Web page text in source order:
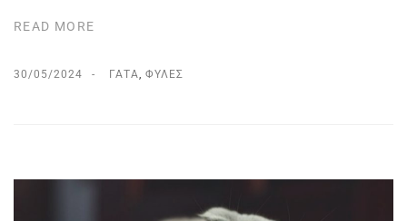
READ MORE
30/05/2024 ΓΆΤΑ, ΦΥΛΈΣ